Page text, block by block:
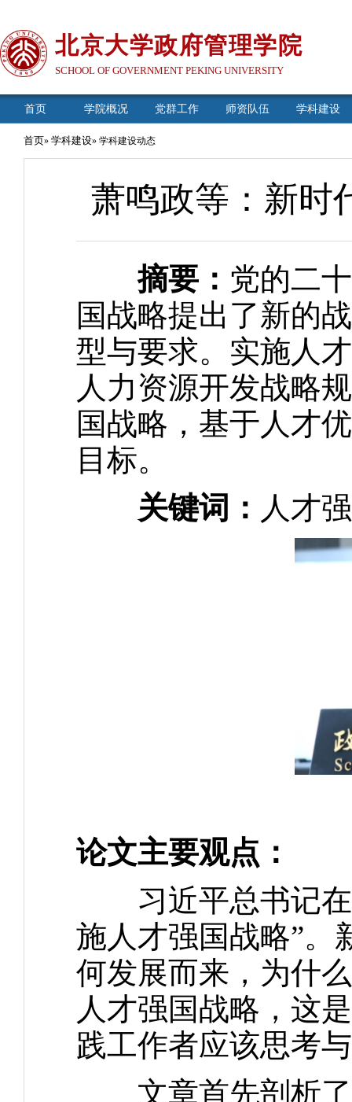
北京大学政府管理学院
SCHOOL OF GOVERNMENT PEKING UNIVERSITY
首页 学院概况 党群工作 师资队伍 学科建设
首页» 学科建设» 学科建设动态
萧鸣政等：新时
摘要： 党的二
国战略提出了新的
型与要求。实施人
人力资源开发战略
国战略，基于人才
目标。
关键词： 人才
论文主要观点：
习近平总书记在
施人才强国战略”。
何发展而来，为什
人才强国战略，这
践工作者应该思考
文章首先剖析了